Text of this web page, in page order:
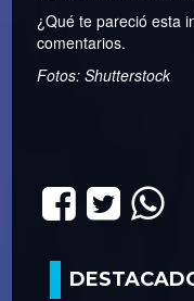
¿Qué te pareció esta
comentarios.
Fotos: Shutterstock